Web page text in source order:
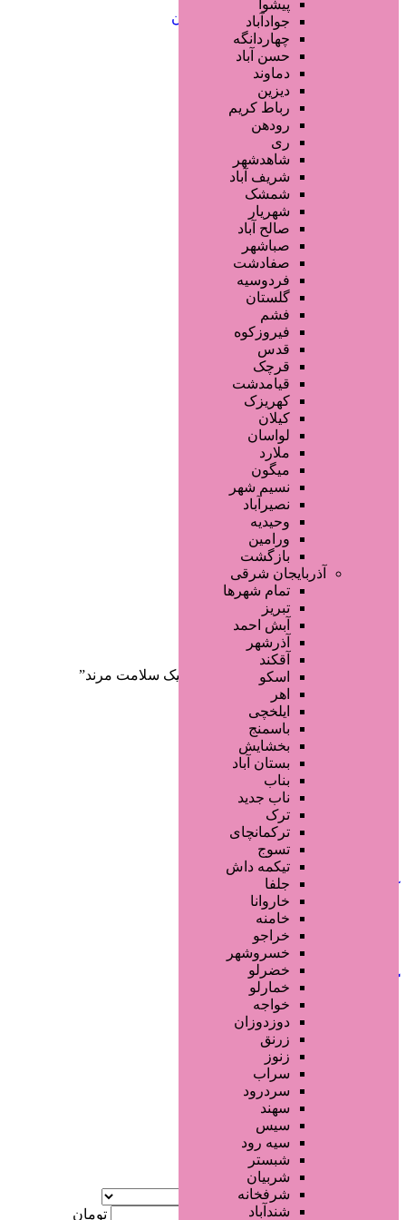
خدمات تناسب اندام و زیبایی بدن
خدمات پوست و زیبایی
خدمات ویژه و سیار
خدمات ناخن
خدمات مو
سایر خدمات
پیشوا
جوادآباد
چهاردانگه
حسن آباد
دماوند
دیزین
رباط کریم
رودهن
ری
شاهدشهر
شریف آباد
شمشک
شهریار
صالح آباد
صباشهر
صفادشت
فردوسیه
گلستان
فشم
فیروزکوه
قدس
قرچک
قیامدشت
کهریزک
کیلان
لواسان
ملارد
میگون
نسیم شهر
نصیرآباد
وحیدیه
ورامین
بازگشت
آذربایجان شرقی
تمام شهر‌ها
تبریز
آبش احمد
آذرشهر
آقکند
اسکو
اهر
ایلخچی
باسمنج
بخشایش
بستان آباد
بناب
ناب جدید
ترک
ترکمانچای
تسوج
تیکمه داش
جلفا
خاروانا
خامنه
خراجو
خسروشهر
خضرلو
خمارلو
خواجه
دوزدوزان
زرنق
زنوز
سراب
سردرود
سهند
سیس
سیه رود
شبستر
شربیان
شرفخانه
شندآباد
صفحه اصلی
آگهی انبوه
طراحی سایت
صفحه اختصاصی
لیست سایتهای تبلیغاتی
دسته‌بندی‌ها
/ محصولات برچسب خورده “کلینیک سلامت مرند”
جستجو پیشرفته
افزودن به علاقه‌مندی 58 بازدید
آذربایجان شرقی مرند
کلینیک سلامت
کلینیک های زیبایی پزشکی
آگهی ویژه
کمترین قیمت
تومان